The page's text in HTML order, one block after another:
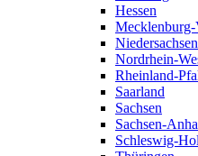
Hessen
Mecklenburg-
Niedersachsen
Nordrhein-
Rheinland-
Saarland
Sachsen
Sachsen-
Schleswig-